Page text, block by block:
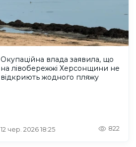
Окупаційна влада заявила, що
на лівобережжі Херсонщини не
відкриють жодного пляжу
12 чер. 2026 18:25 822